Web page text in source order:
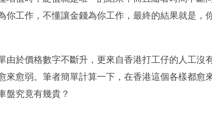
你工作，不懂讓金錢為你工作，最終的結果就是，
於價格數字不斷升，更來自香港打工仔的人工沒
來愈弱。筆者簡單計算一下，在香港這個各樣都愈
盤究竟有幾貴？